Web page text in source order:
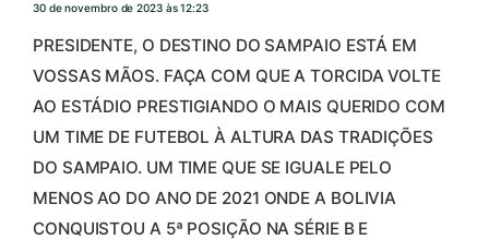
30 de novembro de 2023 às 12:23
PRESIDENTE, O DESTINO DO SAMPAIO ESTÁ EM
VOSSAS MÃOS. FAÇA COM QUE A TORCIDA VOLTE
AO ESTÁDIO PRESTIGIANDO O MAIS QUERIDO COM
UM TIME DE FUTEBOL À ALTURA DAS TRADIÇÕES
DO SAMPAIO. UM TIME QUE SE IGUALE PELO
MENOS AO DO ANO DE 2021 ONDE A BOLIVIA
CONQUISTOU A 5ª POSIÇÃO NA SÉRIE B E